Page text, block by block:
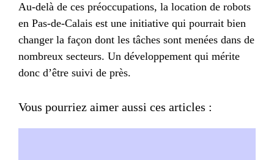
Au-delà de ces préoccupations, la location de robots
en Pas-de-Calais est une initiative qui pourrait bien
changer la façon dont les tâches sont menées dans de
nombreux secteurs. Un développement qui mérite
donc d’être suivi de près.
Vous pourriez aimer aussi ces articles :